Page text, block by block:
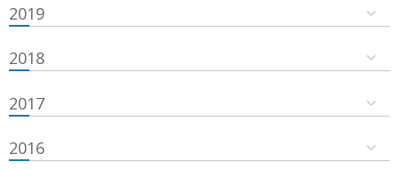
2019
2018
2017
2016